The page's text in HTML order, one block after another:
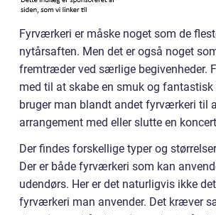
Fyrværkeri er måske noget som de
nytårsaften. Men det er også noget
fremtræder ved særlige begivenheder.
med til at skabe en smuk og fantastisk
bruger man blandt andet fyrværkeri til
arrangement med eller slutte en
Der findes forskellige typer og
Der er både fyrværkeri som kan
udendørs. Her er det naturligvis ikke
fyrværkeri man anvender. Det kræver